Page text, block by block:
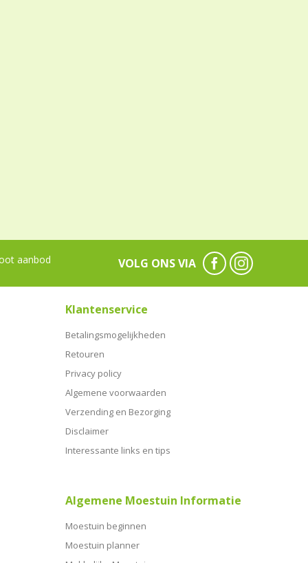
aanbod VOLG ONS VIA
Klantenservice
Betalingsmogelijkheden
Retouren
Privacy policy
Algemene voorwaarden
Verzending en Bezorging
Disclaimer
Interessante links en tips
Algemene Moestuin Informatie
Moestuin beginnen
Moestuin planner